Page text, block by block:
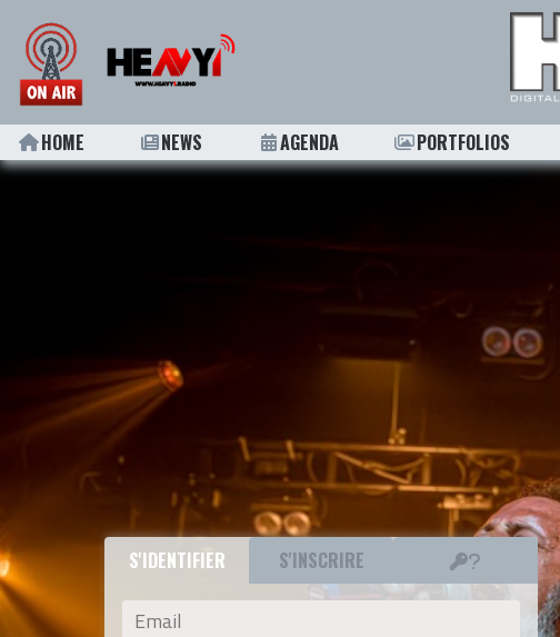
HOME NEWS AGENDA PORTFOLIOS
S'IDENTIFIER S'INSCRIRE
Email